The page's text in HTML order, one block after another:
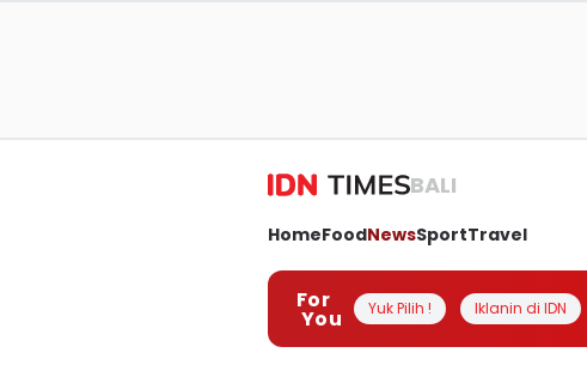
BALI
HomeFoodNewsSportTravel
For
You Yuk Pilih ! Iklanin di IDN